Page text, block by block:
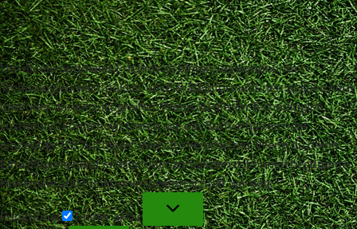
Um dir ein optimales Erlebnis zu bieten, verwenden wir
Technologien wie Cookies, um Geräteinformationen zu speichern
und/oder darauf zuzugreifen. Wenn du diesen Technologien
zustimmst, können wir Daten wie das Surfverhalten oder
eindeutige IDs auf dieser Website verarbeiten. Wenn du deine
Einwillligung nicht erteilst oder zurückziehst, können bestimmte
Merkmale und Funktionen beeinträchtigt werden.
Funktional
Funktional
Immer aktiv